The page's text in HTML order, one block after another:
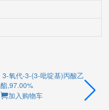
3-氧代-3-(3-吡啶基)丙酸乙
酯,97.00%
加入购物车